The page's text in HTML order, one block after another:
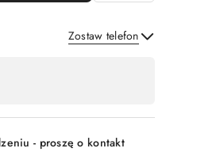
Zostaw telefon
- proszę o kontakt